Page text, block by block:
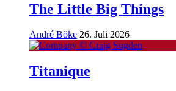
The Little Big Things
André Böke 26. Juli 2026
Titanique